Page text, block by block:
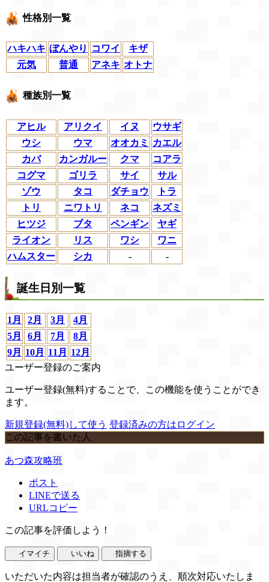
性格別一覧
ハキハキ ぼんやり コワイ
キザ
元気
普通 アネキ オトナ
種族別一覧
アヒル アリクイ イヌ
ウサギ
ウシ
ウマ オオカミ
カエル
カバ
カンガルー クマ
コアラ
コグマ
ゴリラ サイ
サル
ゾウ
タコ ダチョウ
トラ
トリ
ニワトリ ネコ
ネズミ
ヒツジ
ブタ ペンギン
ヤギ
ライオン
リス ワシ
ワニ
ハムスター
シカ - -
誕生日別一覧
1月 2月 3月
4月
5月
6月 7月
8月
9月
10月 11月
12月
ユーザー登録のご案内
ユーザー登録(無料)することで、この機能を使うことができ
ます。
新規登録(無料)して使う 登録済みの方はログイン
この記事を書いた人
あつ森攻略班
ポスト
LINEで送る
URLコピー
この記事を評価しよう！
イマイチ いいね 指摘する
いただいた内容は担当者が確認のうえ、順次対応いたしま